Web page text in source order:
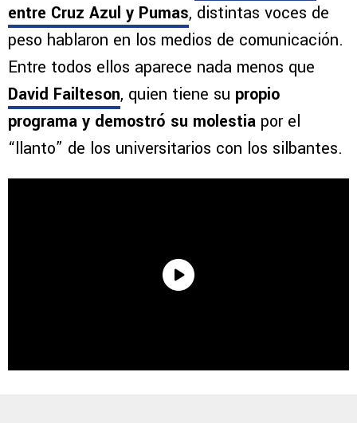
entre Cruz Azul y Pumas, distintas voces de
peso hablaron en los medios de comunicación.
Entre todos ellos aparece nada menos que
David Failteson, quien tiene su propio
programa y demostró su molestia por el
“llanto” de los universitarios con los silbantes.